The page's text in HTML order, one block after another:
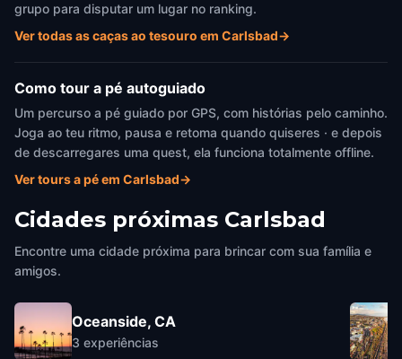
grupo para disputar um lugar no ranking.
Ver todas as caças ao tesouro em Carlsbad→
Como tour a pé autoguiado
Um percurso a pé guiado por GPS, com histórias pelo caminho.
Joga ao teu ritmo, pausa e retoma quando quiseres · e depois
de descarregares uma quest, ela funciona totalmente offline.
Ver tours a pé em Carlsbad→
Cidades próximas Carlsbad
Encontre uma cidade próxima para brincar com sua família e
amigos.
Oceanside, CA
3 experiências